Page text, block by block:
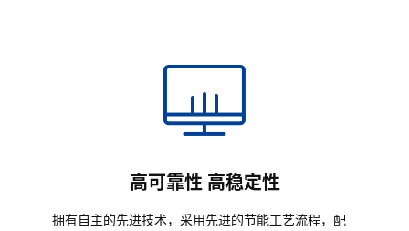
高可靠性 高稳定性
拥有自主的先进技术，采用先进的节能工艺流程，配